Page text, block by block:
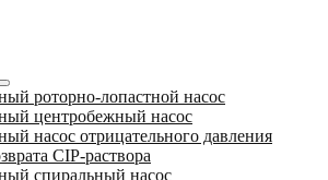
роторно-лопастной насос
центробежный насос
насос отрицательного давления
CIP-раствора
спиральный насос